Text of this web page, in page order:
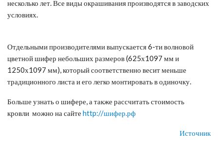
несколько лет. Все виды окрашивания производятся в заводских
условиях.
Отдельными производителями выпускается 6-ти волновой
цветной шифер небольших размеров (625х1097 мм и
1250х1097 мм), который соответственно весит меньше
традиционного листа и его легко монтировать в одиночку.
Больше узнать о шифере, а также рассчитать стоимость
кровли можно на сайте http://шифер.рф
Источник